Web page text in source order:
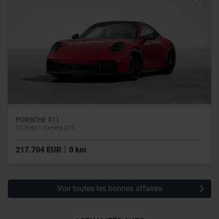
PORSCHE 911
$$/fr/911 Carrera GTS
217.704 EUR 0 km
Voir toutes les bonnes affaires